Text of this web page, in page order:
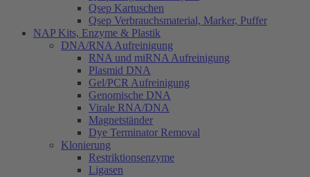
Qsep Kartuschen
Qsep Verbrauchsmaterial, Marker, Puffer
NAP Kits, Enzyme & Plastik
DNA/RNA Aufreinigung
RNA und miRNA Aufreinigung
Plasmid DNA
Gel/PCR Aufreinigung
Genomische DNA
Virale RNA/DNA
Magnetständer
Dye Terminator Removal
Klonierung
Restriktionsenzyme
Ligasen